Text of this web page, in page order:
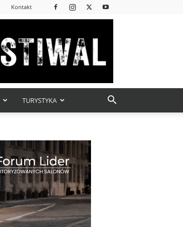
Kontakt
TURYSTYKA